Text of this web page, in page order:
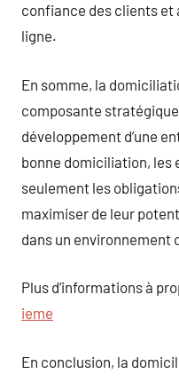
confiance des clients et
ligne.
En somme, la
composante
développement d’une
bonne domiciliation, les
seulement les
maximiser de leur
dans un
Plus d’informations à
ieme
En conclusion, la